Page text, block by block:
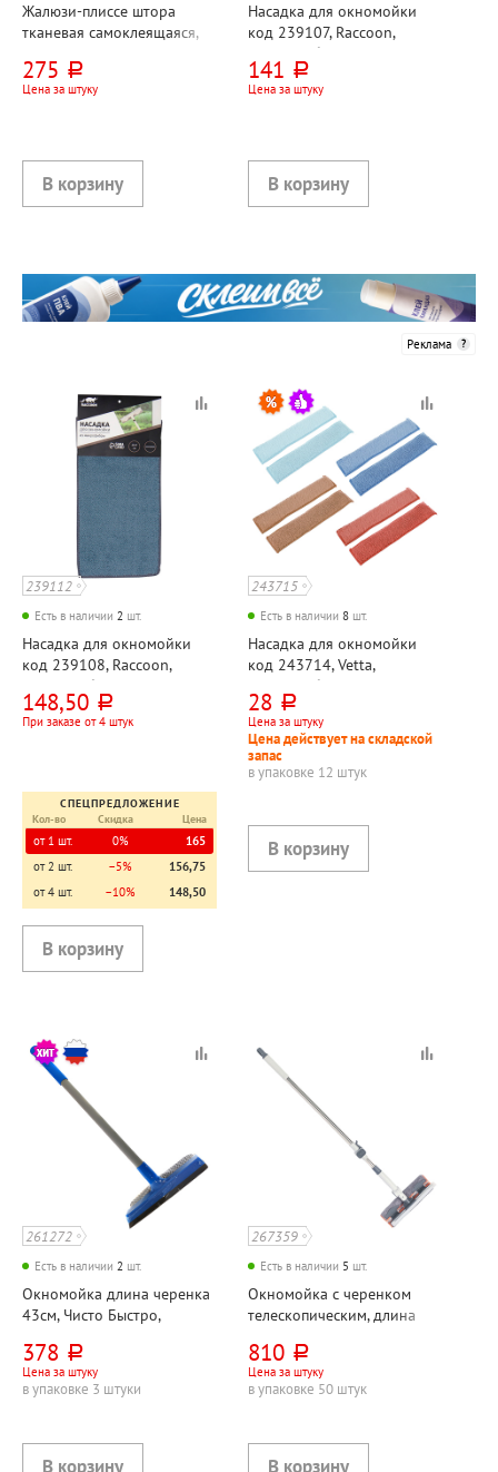
Жалюзи-плиссе штора
тканевая самоклеящаяся,
"Стандарт+", 80г⁄м², белые
275 руб.
Цена за штуку
Насадка для окномойки
код 239107, Raccoon,
микрофибра, 21см*10,5см,
белая
141 руб.
Цена за штуку
Реклама
239112
Есть в наличии 2 шт.
Насадка для окномойки
код 239108, Raccoon,
микрофибра, 27см*7см,
синяя
148,50 руб.
При заказе от 4 штук
СПЕЦПРЕДЛОЖЕНИЕ
Кол-во
Скидка Цена
от 1 шт. 0%
165
от 2 шт.
−5%
156,75
от 4 шт.
−10% 148,50
243715
Есть в наличии 8 шт.
Насадка для окномойки
код 243714, Vetta,
микрофибра с липучкой,
25см*6см, ассорти
28 руб.
Цена за штуку
Цена действует на складской
запас
в упаковке 12 штук
261272
Есть в наличии 2 шт.
Окномойка длина черенка
43см, Чисто Быстро,
пластиковая ручка,
водосгон
378 руб.
Цена за штуку
в упаковке 3 штуки
267359
Есть в наличии 5 шт.
Окномойка с черенком
телескопическим, длина
нержавеющая
сталь+пластик+микрофибр
а, 28см*8см, белая+серая, 2
810 руб.
Цена за штуку
в упаковке 50 штук